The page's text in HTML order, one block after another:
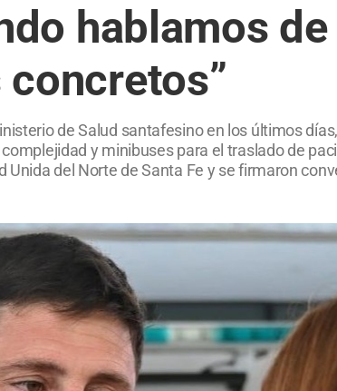
hablamos
de Salud santafesino en los últimos
y minibuses para el traslado de
del Norte de Santa Fe y se firmaron